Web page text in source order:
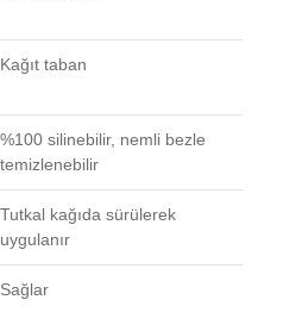
Kağıt taban
%100 silinebilir, nemli bezle
temizlenebilir
Tutkal kağıda sürülerek
uygulanır
Sağlar